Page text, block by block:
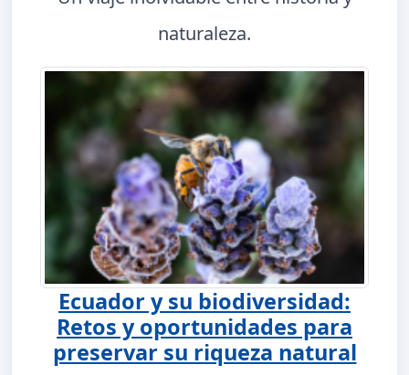
naturaleza.
Ecuador y su biodiversidad:
Retos y oportunidades para
preservar su riqueza natural